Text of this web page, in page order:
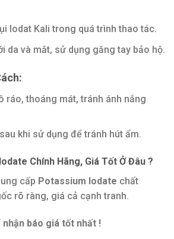
Iodat Kali trong quá trình thao tác.
da và mắt, sử dụng găng tay bảo hộ.
ráo, thoáng mát, tránh ánh nắng
khi sử dụng để tránh hút ẩm.
Chính Hãng, Giá Tốt Ở Đâu ?
cấp Potassium Iodate chất
rõ ràng, giá cả cạnh tranh.
nhận báo giá tốt nhất !